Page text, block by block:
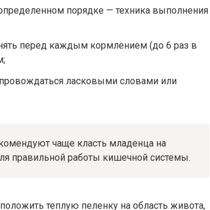
порядке — техника выполнения
перед каждым кормлением (до 6 раз в
ласковыми словами или
чаще класть младенца на
правильной работы кишечной системы.
теплую пеленку на область живота,